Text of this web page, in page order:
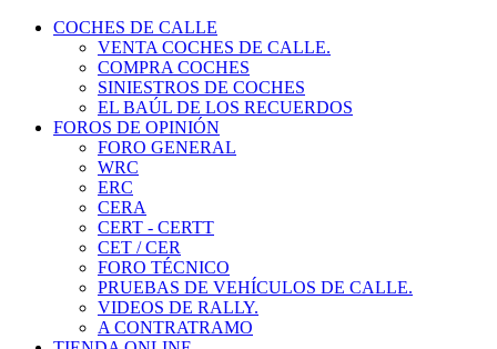
COCHES DE CALLE
VENTA COCHES DE CALLE.
COMPRA COCHES
SINIESTROS DE COCHES
EL BAÚL DE LOS RECUERDOS
FOROS DE OPINIÓN
FORO GENERAL
WRC
ERC
CERA
CERT - CERTT
CET / CER
FORO TÉCNICO
PRUEBAS DE VEHÍCULOS DE CALLE.
VIDEOS DE RALLY.
A CONTRATRAMO